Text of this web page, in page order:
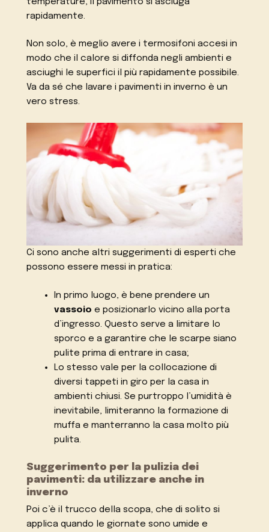
rapidamente.
Non solo, è meglio avere i termosifoni accesi in
modo che il calore si diffonda negli ambienti e
asciughi le superfici il più rapidamente possibile.
Va da sé che lavare i pavimenti in inverno è un
vero stress.
Ci sono anche altri suggerimenti di esperti che
possono essere messi in pratica:
In primo luogo, è bene prendere un
vassoio e posizionarlo vicino alla porta
d’ingresso. Questo serve a limitare lo
sporco e a garantire che le scarpe siano
pulite prima di entrare in casa;
Lo stesso vale per la collocazione di
diversi tappeti in giro per la casa in
ambienti chiusi. Se purtroppo l’umidità è
inevitabile, limiteranno la formazione di
muffa e manterranno la casa molto più
pulita.
Suggerimento per la pulizia dei
pavimenti: da utilizzare anche in
inverno
Poi c’è il trucco della scopa, che di solito si
applica quando le giornate sono umide e